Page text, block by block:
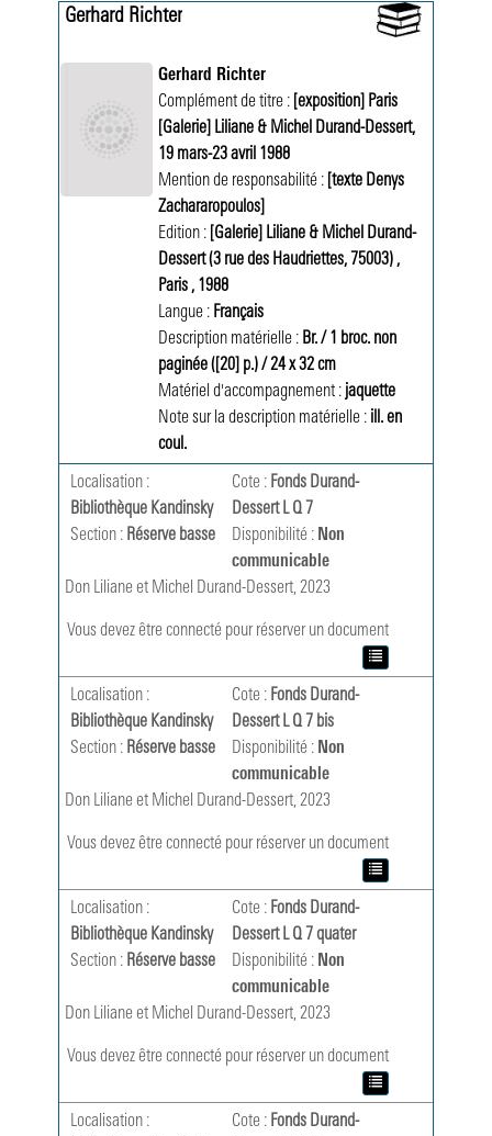
Gerhard Richter
Gerhard Richter
Complément de titre : [exposition] Paris
[Galerie] Liliane & Michel Durand-Dessert,
19 mars-23 avril 1988
Mention de responsabilité : [texte Denys
Zachararopoulos]
Edition : [Galerie] Liliane & Michel Durand-
Dessert (3 rue des Haudriettes, 75003) ,
Paris , 1988
Langue : Français
Description matérielle : Br. / 1 broc. non
paginée ([20] p.) / 24 x 32 cm
Matériel d'accompagnement : jaquette
Note sur la description matérielle : ill. en
coul.
Localisation :
Bibliothèque Kandinsky
Section : Réserve basse
Cote : Fonds Durand-
Dessert L Q 7
Disponibilité : Non
communicable
Don Liliane et Michel Durand-Dessert, 2023
Vous devez être connecté pour réserver un document
Localisation :
Bibliothèque Kandinsky
Section : Réserve basse
Cote : Fonds Durand-
Dessert L Q 7 bis
Disponibilité : Non
communicable
Don Liliane et Michel Durand-Dessert, 2023
Vous devez être connecté pour réserver un document
Localisation :
Bibliothèque Kandinsky
Section : Réserve basse
Cote : Fonds Durand-
Dessert L Q 7 quater
Disponibilité : Non
communicable
Don Liliane et Michel Durand-Dessert, 2023
Vous devez être connecté pour réserver un document
Localisation :
Cote : Fonds Durand-